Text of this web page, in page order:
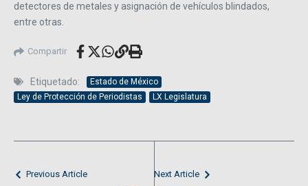
detectores de metales y asignación de vehículos blindados,
entre otras.
Compartir
Etiquetado:
Estado de México
Ley de Protección de Periodistas
LX Legislatura
Previous Article Next Article